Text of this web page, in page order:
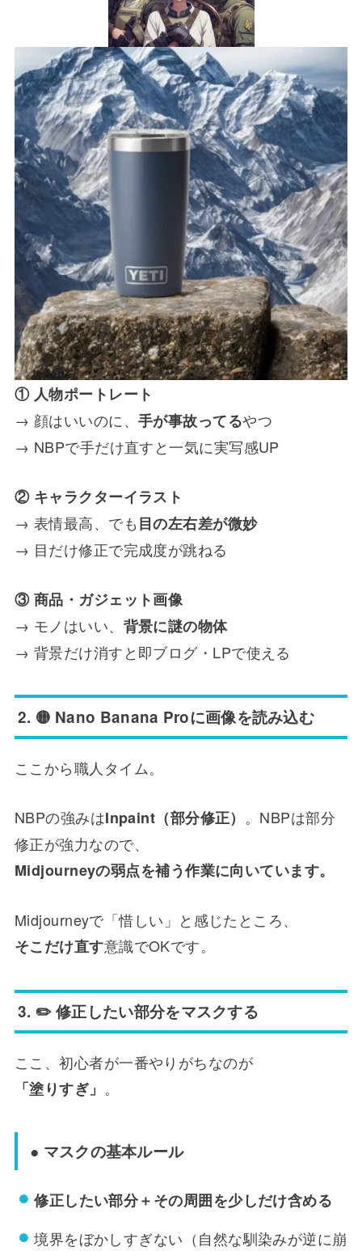
① 人物ポートレート
→ 顔はいいのに、 手が事故ってるやつ
→ NBPで手だけ直すと一気に実写感UP
② キャラクターイラスト
→ 表情最高、でも目の左右差が微妙
→ 目だけ修正で完成度が跳ねる
③ 商品・ガジェット画像
→ モノはいい、 背景に謎の物体
→ 背景だけ消すと即ブログ・LPで使える
2. 🟡 Nano Banana Proに画像を読み込む
ここから職人タイム。
NBPの強みはInpaint（部分修正） 。NBPは部分
修正が強力なので、
Midjourneyの弱点を補う作業に向いています。
Midjourneyで「惜しい」と感じたところ、
そこだけ直す意識でOKです。
3. ✏️ 修正したい部分をマスクする
ここ、初心者が一番やりがちなのが
「塗りすぎ」 。
● マスクの基本ルール
修正したい部分＋その周囲を少しだけ含める
境界をぼかしすぎない（自然な馴染みが逆に崩